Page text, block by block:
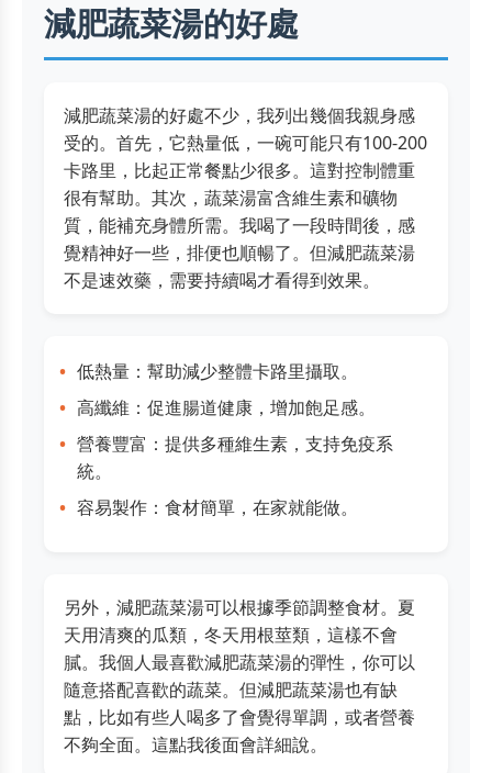
減肥蔬菜湯的好處
減肥蔬菜湯的好處不少，我列出幾個我親身感
受的。首先，它熱量低，一碗可能只有100-200
卡路里，比起正常餐點少很多。這對控制體重
很有幫助。其次，蔬菜湯富含維生素和礦物
質，能補充身體所需。我喝了一段時間後，感
覺精神好一些，排便也順暢了。但減肥蔬菜湯
不是速效藥，需要持續喝才看得到效果。
低熱量：幫助減少整體卡路里攝取。
高纖維：促進腸道健康，增加飽足感。
營養豐富：提供多種維生素，支持免疫系
統。
容易製作：食材簡單，在家就能做。
另外，減肥蔬菜湯可以根據季節調整食材。夏
天用清爽的瓜類，冬天用根莖類，這樣不會
膩。我個人最喜歡減肥蔬菜湯的彈性，你可以
隨意搭配喜歡的蔬菜。但減肥蔬菜湯也有缺
點，比如有些人喝多了會覺得單調，或者營養
不夠全面。這點我後面會詳細說。